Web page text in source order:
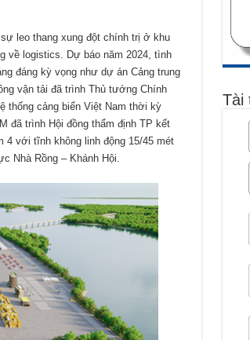
leo thang xung đột chính trị ở khu
về logistics. Dự báo năm 2024, tình
đáng kỳ vọng như dự án Cảng trung
vận tải đã trình Thủ tướng Chính
thống cảng biển Việt Nam thời kỳ
đã trình Hội đồng thẩm định TP kết
4 với tĩnh không linh động 15/45 mét
Nhà Rồng – Khánh Hội.
Tài